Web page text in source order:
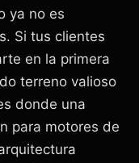
ya no es
Si tus clientes
en la primera
terreno valioso
donde una
para motores de